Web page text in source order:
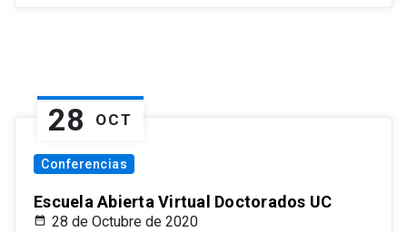
28 OCT
Conferencias
Escuela Abierta Virtual Doctorados UC
28 de Octubre de 2020